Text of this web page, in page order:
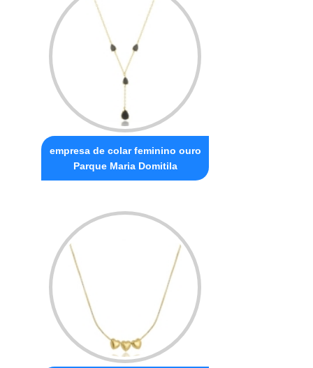
empresa de colar feminino ouro
Parque Maria Domitila